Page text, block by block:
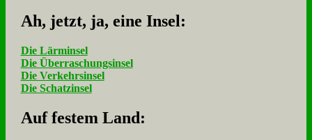
Ah, jetzt, ja, ei­ne In­sel:
Die Lärminsel
Die Überraschungsinsel
Die Verkehrsinsel
Die Schatzinsel
Auf fe­stem Land: